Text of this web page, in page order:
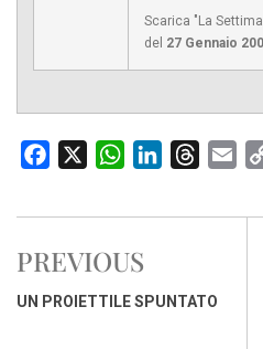
Scarica "La
del 27 Gennaio
c
b
o
W
a
s
A
n
d
r
d
a
PREVIOUS
UN PROIETTILE SPUNTATO